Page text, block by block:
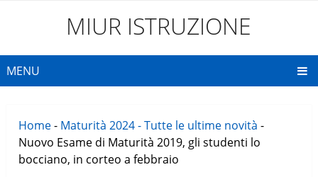
MIUR ISTRUZIONE
MENU
Home- Maturità 2024 - Tutte le ultime novità -
Nuovo Esame di Maturità 2019, gli studenti lo
bocciano, in corteo a febbraio